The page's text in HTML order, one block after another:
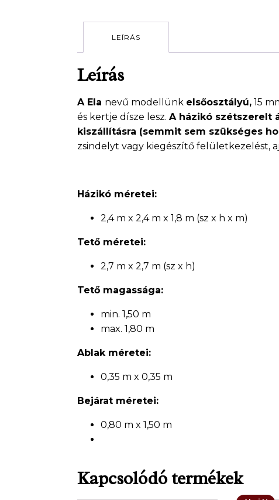
LEÍRÁS
Leírás
A Ela nevű modellünk elsőosztályú, 15
és kertje dísze lesz. A házikó szétszerelt
kiszállításra (semmit sem szükséges
zsindelyt vagy kiegészítő felületkezelést,
Házikó méretei:
2,4 m x 2,4 m x 1,8 m (sz x h x m)
Tető méretei:
2,7 m x 2,7 m (sz x h)
Tető magassága:
min. 1,50 m
max. 1,80 m
Ablak méretei:
0,35 m x 0,35 m
Bejárat méretei:
0,80 m x 1,50 m
Kapcsolódó termékek